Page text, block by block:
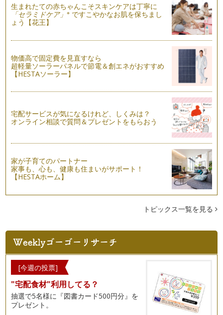
敬老の日のプレゼントにフラワーフレームを作ろう！
孫が可愛くないおじいちゃん・おばあちゃんはいませんよね。
親子で生け花に挑戦！菊の花を楽しもう
3月3日は桃の節句、5月5日は端午の節句、9月9日は重陽の節
句＝菊の節句です。邪気を払い長…
生まれたての赤ちゃんこそスキンケアは丁寧に
「セラミドケア」※ ですこやかなお肌を保ちまし
ょう【花王】
物価高で固定費を見直すなら
超軽量ソーラーパネルで節電＆創エネがおすすめ
【HESTAソーラー】
宅配サービスが気になるけれど、しくみは？
オンライン相談で質問＆プレゼントをもらおう
家が子育てのパートナー
家事も、心も、健康も住まいがサポート！
【HESTAホーム】
トピックス一覧を見る
[今週の投票]
"宅配食材"利用してる？
抽選で5名様に『図書カード500円分』を
プレゼント。